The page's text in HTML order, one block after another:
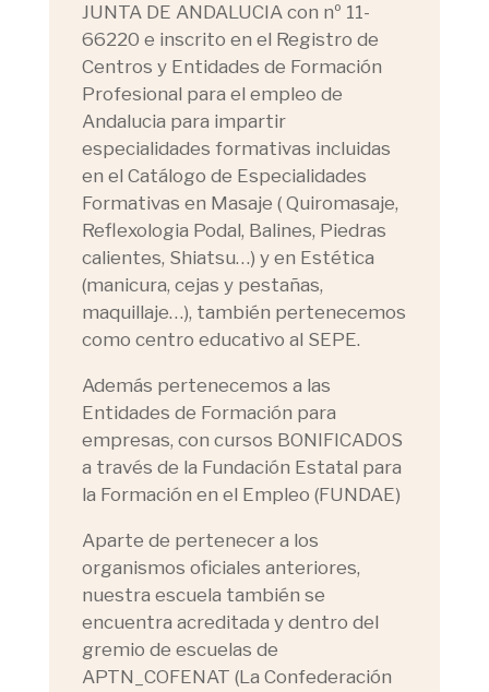
JUNTA DE ANDALUCIA con nº 11-
66220 e inscrito en el Registro de
Centros y Entidades de Formación
Profesional para el empleo de
Andalucia para impartir
especialidades formativas incluidas
en el Catálogo de Especialidades
Formativas en Masaje ( Quiromasaje,
Reflexologia Podal, Balines, Piedras
calientes, Shiatsu…) y en Estética
(manicura, cejas y pestañas,
maquillaje…), también pertenecemos
como centro educativo al SEPE.
Además pertenecemos a las
Entidades de Formación para
empresas, con cursos BONIFICADOS
a través de la Fundación Estatal para
la Formación en el Empleo (FUNDAE)
Aparte de pertenecer a los
organismos oficiales anteriores,
nuestra escuela también se
encuentra acreditada y dentro del
gremio de escuelas de
APTN_COFENAT (La Confederación